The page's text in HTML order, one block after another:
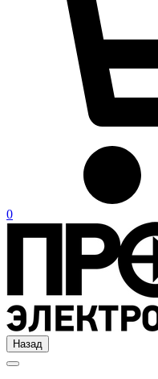
0
Назад